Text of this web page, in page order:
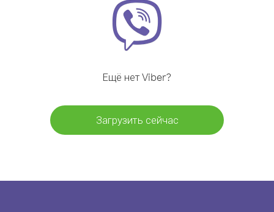
Ещё нет Viber?
Загрузить сейчас